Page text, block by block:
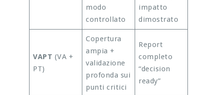
modo
controllato
impatto
dimostrato
VAPT (VA +
PT)
Copertura
ampia +
validazione
profonda sui
punti critici
Report
completo
“decision
ready”